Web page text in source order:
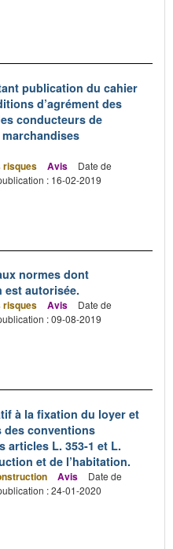
publication du cahier
d’agrément des
conducteurs de
risques Avis
Date de
: 16-02-2019
normes dont
est autorisée.
risques Avis
Date de
: 09-08-2019
à la fixation du loyer et
des conventions
articles L. 353-1 et L.
et de l’habitation.
Avis
Date de
: 24-01-2020